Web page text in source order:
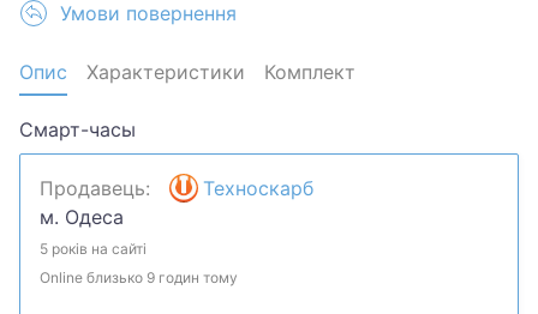
Умови повернення
Опис Характеристики Комплект
Смарт-часы
Продавець:
Техноскарб
м. Одеса
5 років на сайті
Online близько 9 годин тому